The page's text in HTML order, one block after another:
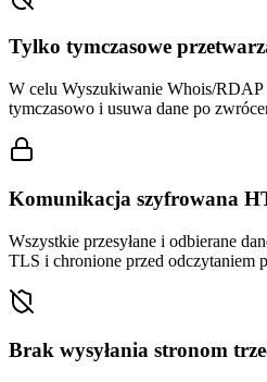
Tylko tymczasowe
W celu Wyszukiwanie Whois/RDAP
tymczasowo i usuwa dane po
Komunikacja szyfrowana
Wszystkie przesyłane i odbierane
TLS i chronione przed odczytaniem
Brak wysyłania stronom